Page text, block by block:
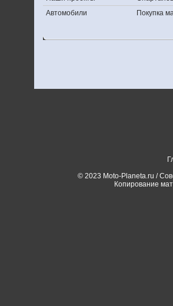
Автомобили
Покупка
© 2023 Moto-Planeta.ru /
Копирование